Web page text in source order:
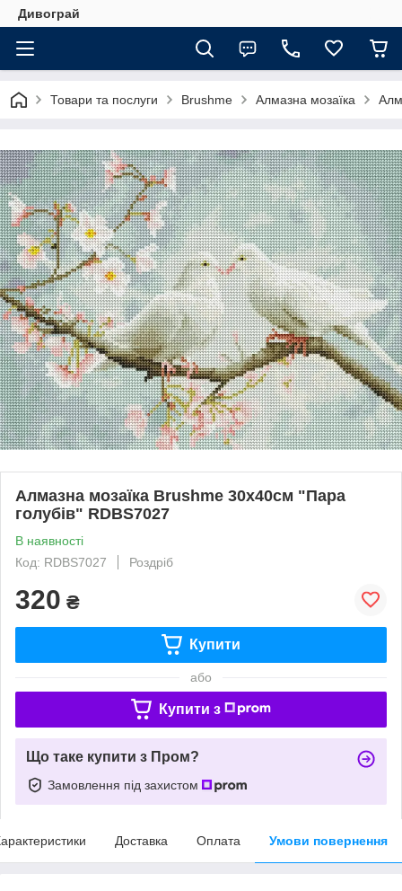
Дивограй
Товари та послуги Brushme Алмазна мозаїка
Алмазна мозаїка Brushme 30x40см "Пара
голубів" RDBS7027
В наявності
Код: RDBS7027
Роздріб
320 ₴
Купити
або
Купити з
Що таке купити з Пром?
Замовлення під захистом
Доставка Оплата Умови повернення